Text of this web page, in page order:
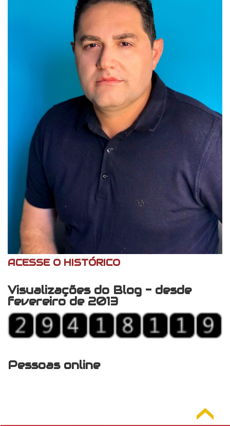
ACESSE O HISTÓRICO
Visualizações do Blog - desde
fevereiro de 2013
Pessoas online